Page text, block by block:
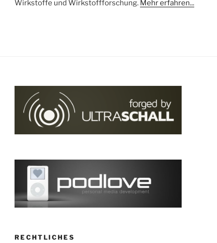
Wirkstoffe und Wirkstoffforschung. Mehr erfahren...
RECHTLICHES